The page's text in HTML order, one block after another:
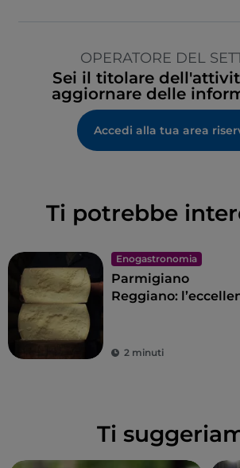
OPERATORE DEL
Sei il titolare
aggiornare delle
Accedi alla tua area
Ti potrebbe
Enogastronomia
Parmigiano
Reggiano:
2 minuti
Ti